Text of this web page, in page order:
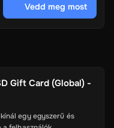
Vedd meg most
Gift Card (Global) -
egy egyszerű és